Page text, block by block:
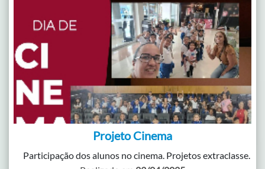
Projeto Cinema
Participação dos alunos no cinema. Projetos extraclasse.